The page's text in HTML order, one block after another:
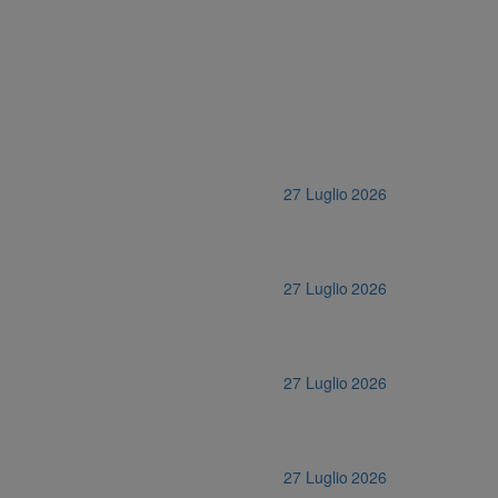
27 Luglio 2026
27 Luglio 2026
27 Luglio 2026
27 Luglio 2026